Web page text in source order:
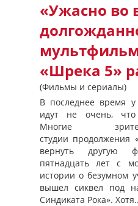
«Ужасно во
«Шрека 5»
(Фильмы и сериалы)
В последнее время
идут не очень, что
Многие
студии продолжения
вернуть другую
пятнадцать лет с
истории о безумном
вышел сиквел под
Синдиката Рока».